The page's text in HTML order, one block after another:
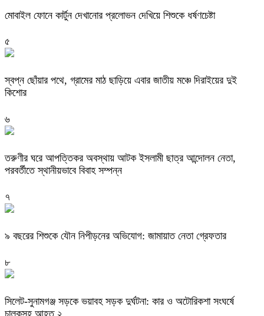
মোবাইল ফোনে কার্টুন দেখানোর প্রলোভন দেখিয়ে শিশুকে ধর্ষণচেষ্টা
৫
স্বপ্ন ছোঁয়ার পথে, গ্রামের মাঠ ছাড়িয়ে এবার জাতীয় মঞ্চে দিরাইয়ের দুই
কিশোর
৬
তরুণীর ঘরে আপত্তিকর অবস্থায় আটক ইসলামী ছাত্র আন্দোলন নেতা,
পরবর্তীতে স্থানীয়ভাবে বিবাহ সম্পন্ন
৭
৯ বছরের শিশুকে যৌন নিপীড়নের অভিযোগ: জামায়াত নেতা গ্রেফতার
৮
সিলেট-সুনামগঞ্জ সড়কে ভয়াবহ সড়ক দুর্ঘটনা: কার ও অটোরিকশা সংঘর্ষে